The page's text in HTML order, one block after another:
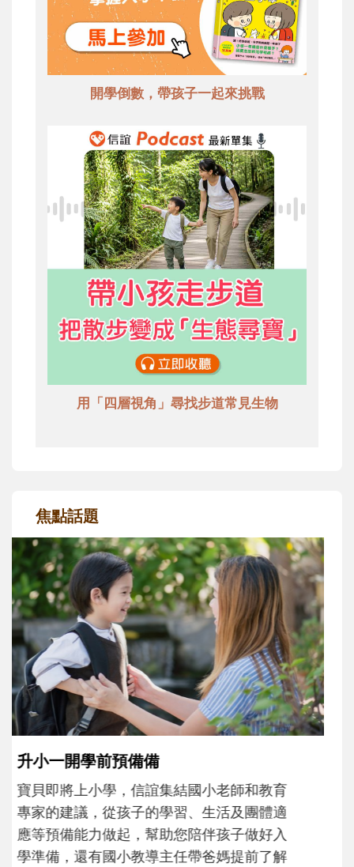
開學倒數，帶孩子一起來挑戰
用「四層視角」尋找步道常見生物
焦點話題
和孩子一起長大的那個男人│讀懂父親的
不同模樣
沒有人天生就擅長當爸爸！男人總是在一次
次「前所未有」的體驗中，跟著孩子一起長
大。從給予安全感的肢體遊戲，到獨立自
主、角色認同及解決問題的能力養成。爸爸
正嘗試用不同的模樣，參與孩子每個重要的